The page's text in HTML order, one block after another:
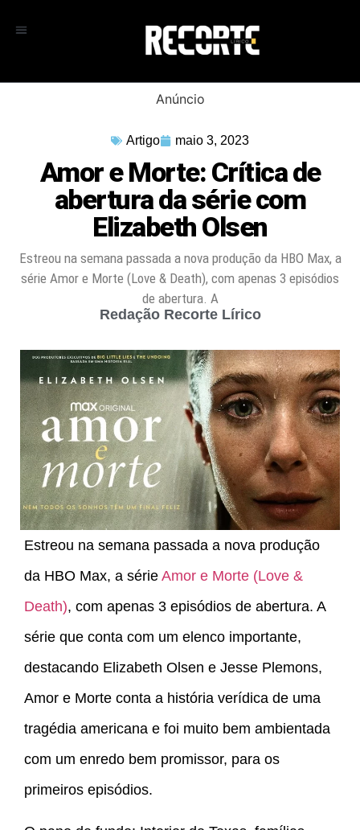
Anúncio
Artigo maio 3, 2023
Amor e Morte: Crítica de
abertura da série com
Elizabeth Olsen
Estreou na semana passada a nova produção da HBO Max, a
série Amor e Morte (Love & Death), com apenas 3 episódios
de abertura. A
Redação Recorte Lírico
Estreou na semana passada a nova produção
da HBO Max, a série Amor e Morte (Love &
Death), com apenas 3 episódios de abertura. A
série que conta com um elenco importante,
destacando Elizabeth Olsen e Jesse Plemons,
Amor e Morte conta a história verídica de uma
tragédia americana e foi muito bem ambientada
com um enredo bem promissor, para os
primeiros episódios.